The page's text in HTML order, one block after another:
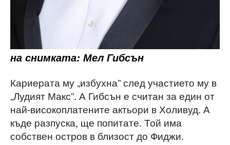
на снимката: Мел Гибсън
Кариерата му „избухна” след участието му в
„Лудият Макс”. А Гибсън е считан за един от
най-високоплатените актьори в Холивуд. А
къде разпуска, ще попитате. Той има
собствен остров в близост до Фиджи.